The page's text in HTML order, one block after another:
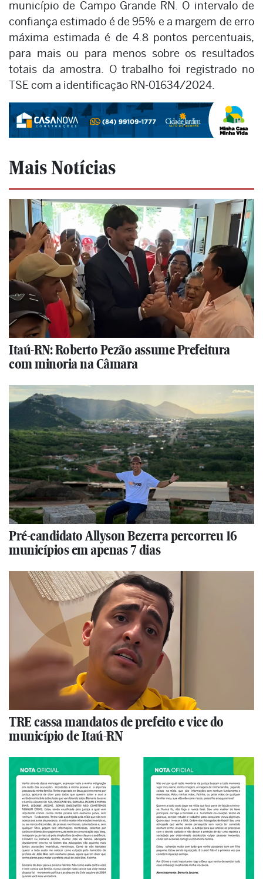
município de Campo Grande RN. O intervalo de
confiança estimado é de 95% e a margem de erro
máxima estimada é de 4.8 pontos percentuais,
para mais ou para menos sobre os resultados
totais da amostra. O trabalho foi registrado no
TSE com a identificação RN-01634/2024.
Mais Notícias
Itaú-RN: Roberto Pezão assume Prefeitura
com minoria na Câmara
Pré-candidato Allyson Bezerra percorreu 16
municípios em apenas 7 dias
TRE cassa mandatos de prefeito e vice do
município de Itaú-RN